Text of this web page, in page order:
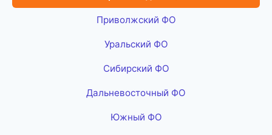
Приволжский ФО
Уральский ФО
Сибирский ФО
Дальневосточный ФО
Южный ФО